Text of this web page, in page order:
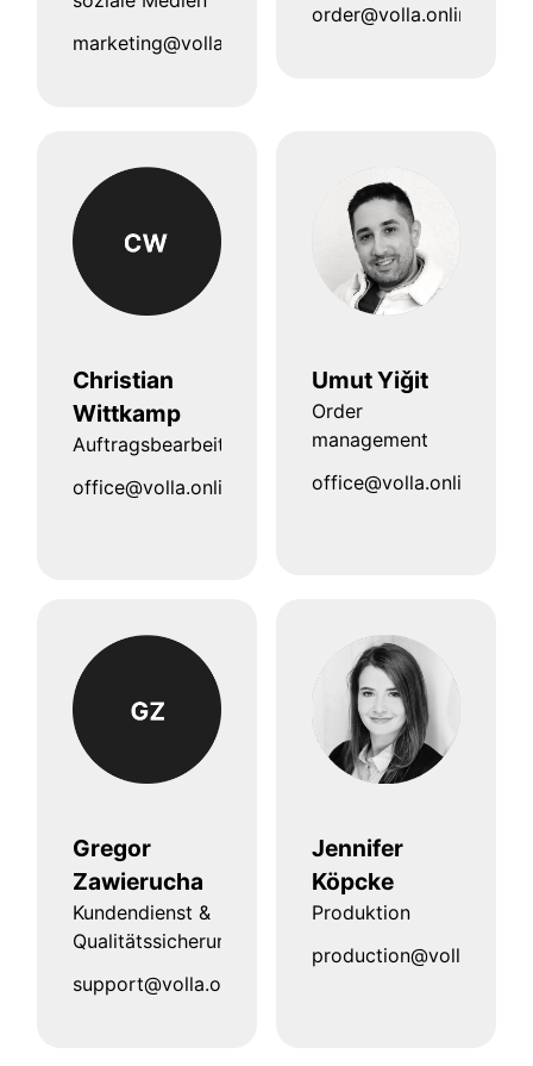
marketing@volla.online
order@volla.online
Christian
Wittkamp
Auftragsbearbeitung
office@volla.online
Umut Yiǧit
Order
management
office@volla.online
Gregor
Zawierucha
Kundendienst &
Qualitätssicherung
support@volla.online
Jennifer
Köpcke
Produktion
production@volla.online